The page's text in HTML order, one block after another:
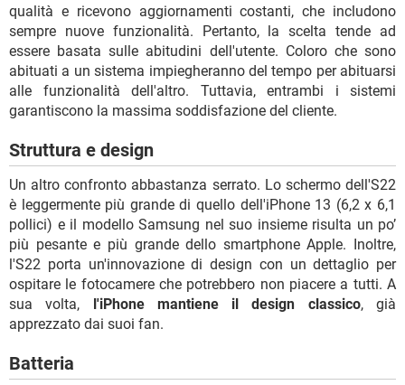
qualità e ricevono aggiornamenti costanti, che includono
sempre nuove funzionalità. Pertanto, la scelta tende ad
essere basata sulle abitudini dell'utente. Coloro che sono
abituati a un sistema impiegheranno del tempo per abituarsi
alle funzionalità dell'altro. Tuttavia, entrambi i sistemi
garantiscono la massima soddisfazione del cliente.
Struttura e design
Un altro confronto abbastanza serrato. Lo schermo dell'S22
è leggermente più grande di quello dell'iPhone 13 (6,2 x 6,1
pollici) e il modello Samsung nel suo insieme risulta un po’
più pesante e più grande dello smartphone Apple. Inoltre,
l'S22 porta un'innovazione di design con un dettaglio per
ospitare le fotocamere che potrebbero non piacere a tutti. A
sua volta, l'iPhone mantiene il design classico, già
apprezzato dai suoi fan.
Batteria